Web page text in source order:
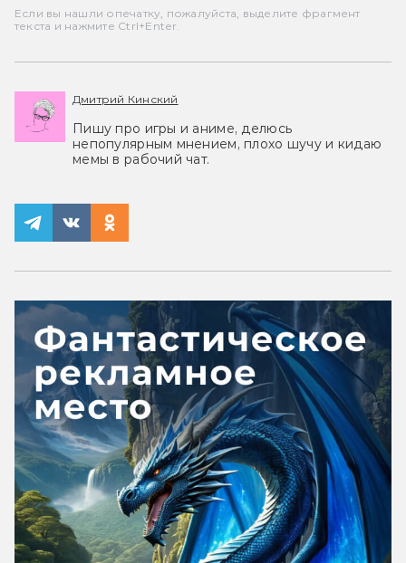
Если вы нашли опечатку, пожалуйста, выделите фрагмент
текста и нажмите Ctrl+Enter.
Дмитрий Кинский
Пишу про игры и аниме, делюсь
непопулярным мнением, плохо шучу и кидаю
мемы в рабочий чат.